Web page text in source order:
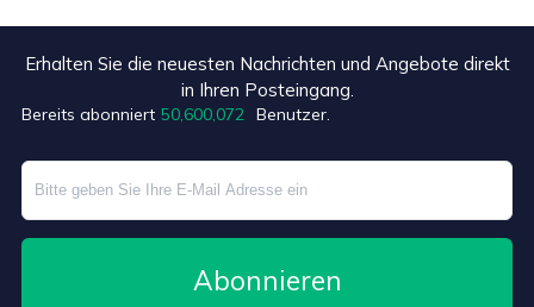
Erhalten Sie die neuesten Nachrichten und Angebote direkt
in Ihren Posteingang.
Bereits abonniert 50,600,072 Benutzer.
Abonnieren
+3